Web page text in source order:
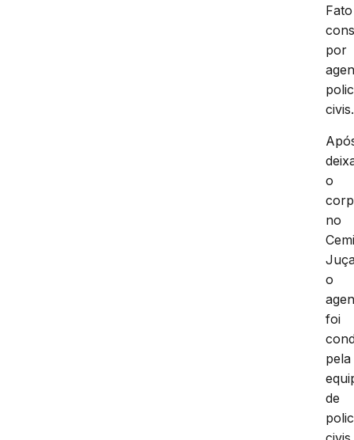
Fato
por
civis.
o
no
o
foi
pela
de